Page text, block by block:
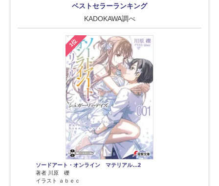
ベストセラーランキング
KADOKAWA調べ
1位
ソードアート・オンライン マテリアル…2
著者 川原 礫
イラスト ａｂｅｃ